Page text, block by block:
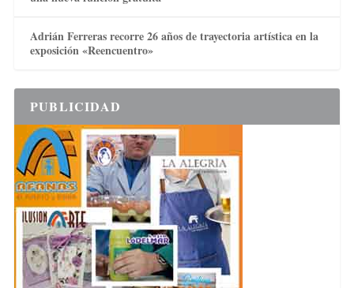
Adrián Ferreras recorre 26 años de trayectoria artística en la
exposición «Reencuentro»
PUBLICIDAD